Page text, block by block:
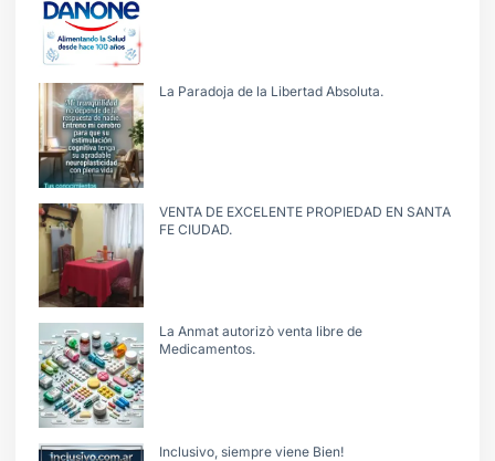
La Paradoja de la Libertad Absoluta.
VENTA DE EXCELENTE PROPIEDAD EN SANTA
FE CIUDAD.
La Anmat autorizò venta libre de
Medicamentos.
Inclusivo, siempre viene Bien!